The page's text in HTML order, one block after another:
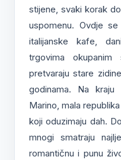
stijene, svaki korak
uspomenu. Ovdje
italijanske kafe,
trgovima
pretvaraju stare
godinama. Na
Marino, mala
koji oduzimaju dah.
mnogi smatraju
romantičnu i punu